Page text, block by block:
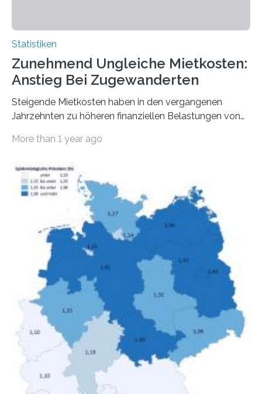
Statistiken
Zunehmend Ungleiche Mietkosten:
Anstieg Bei Zugewanderten
Steigende Mietkosten haben in den vergangenen
Jahrzehnten zu höheren finanziellen Belastungen von
Bundesinstitut für Bevölkerungsforschung (BiB)
gesamten Einkommen zwischen 1990 und 2020 für
unterschiedliche Einkommensgruppen sowie für in
Deutschland geborene Menschen und Zugewanderte
verändert hat. Das Ergebnis: Während Personen mit
hohen Einkommen (oberstes Quintil der Verteilung der
Nettoäquivalenzeinkommen) nur einen moderaten
Anstieg des Mietanteils am Gesamteinkommen
hinnehmen mussten, nahm die Belastung bei
Menschen mit…
More than 1 year ago